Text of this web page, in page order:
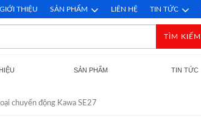
GIỚI THIỆU SẢN PHẨM LIÊN HỆ TIN TỨC
TÌM KIẾM
SẢN PHẨM TIN TỨC
chuyển động Kawa SE27